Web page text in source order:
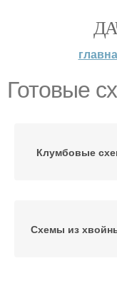
Готовые
Клумбовые
Схемы из